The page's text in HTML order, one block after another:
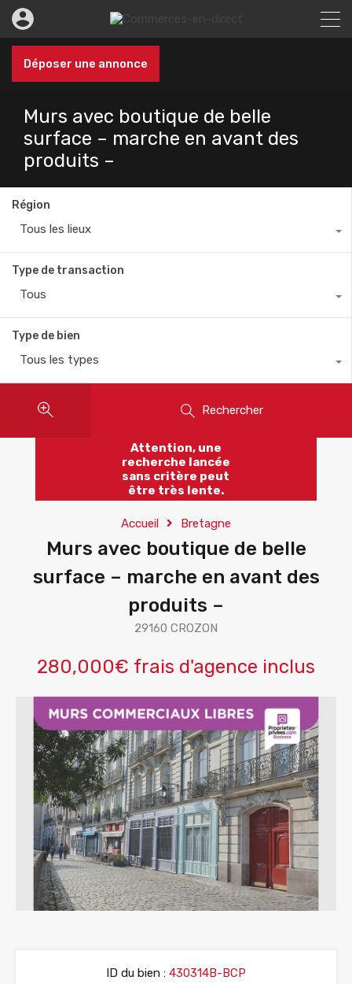
Déposer une annonce
Murs avec boutique de belle
surface – marche en avant des
produits –
Région
Tous les lieux
Type de transaction
Tous
Type de bien
Tous les types
Rechercher
Attention, une
recherche lancée
sans critère peut
être très lente.
Accueil Bretagne
Murs avec boutique de belle
surface – marche en avant des
produits –
29160 CROZON
280,000€ frais d'agence inclus
ID du bien : 430314B-BCP